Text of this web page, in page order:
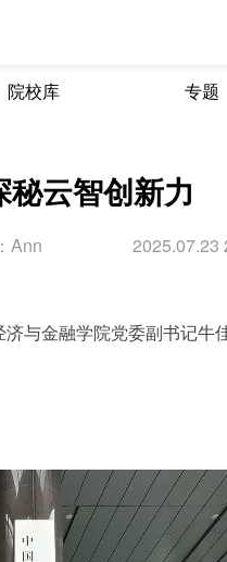
院校库 专题
云智创新力
Ann 2025.07.23
与金融学院党委副书记牛